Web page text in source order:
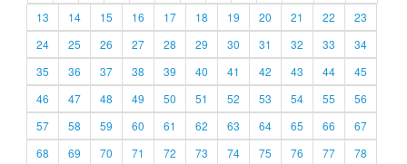
13
14 15 16 17 18 19 20 21 22
23
24
25 26 27 28 29 30 31 32 33
34
35
36 37 38 39 40 41 42 43 44
45
46
47 48 49 50 51 52 53 54 55
56
57
58 59 60 61 62 63 64 65 66
67
68
69 70 71 72 73 74 75 76 77
78